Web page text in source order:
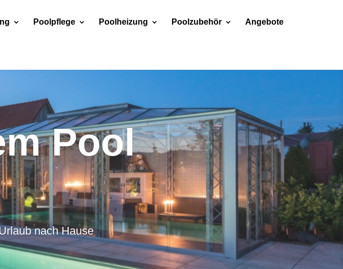
Poolpflege Poolheizung Poolzubehör Angebote
unsere fahrbaren Poolabdeckungen.